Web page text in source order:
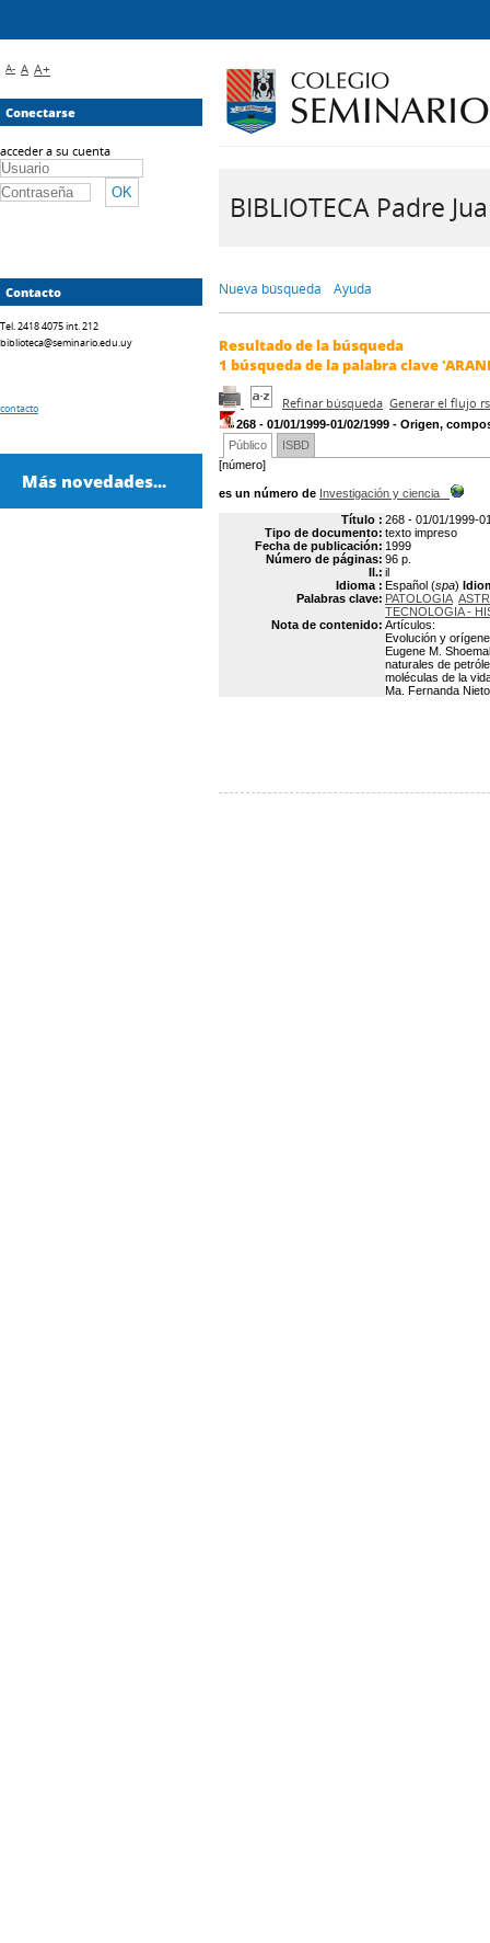
BIBLIOTECA Padre
Nueva búsqueda Ayuda
Resultado de la búsqueda
1 búsqueda de la palabra clave
Refinar búsqueda Generar el flujo
268 - 01/01/1999-01/02/1999 - Origen,
Público
ISBD
[número]
es un número de Investigación y ciencia
Título : 268 - 01/01/1999-
Tipo de documento: texto impreso
Fecha de publicación: 1999
Número de páginas: 96 p.
Il.: il
Idioma : Español (spa)
Palabras clave: PATOLOGIA
TECNOLOGIA -
Nota de contenido: Artículos:
Evolución y
Eugene M.
naturales de
moléculas de la
Ma. Fernanda
A- A A+
Conectarse
acceder a su cuenta
Contacto
Tel. 2418 4075 int. 212
biblioteca@seminario.edu.uy
contacto
Más novedades...